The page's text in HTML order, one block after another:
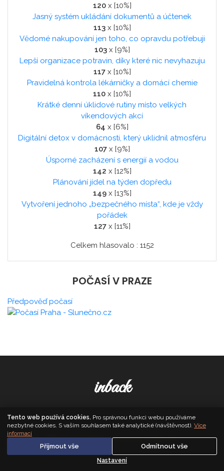
120x [10%]
Jasný systém ukládání dokumentů a účtenek
113x [10%]
Vědomé nakupování jen toho, co opravdu potřebuji
103x [9%]
Lepší organizace potravin, díky které nic nevyhazuju
117x [10%]
Pravidelná kontrola lékárničky a domácí chemie
110 x [10%]
Krátké denní úklidové rutiny místo velkých
víkendových akcí
64 x [6%]
Digitální detox v domácnosti, který uklidnil atmosféru
107x [9%]
Úsporné zacházení s energií a vodou
142 x [12%]
Plánování jídel na týden dopředu
149x [13%]
Vytvoření jednoho „bezpečného místa“, kde je vždy
pořádek
127x [11%]
Celkem hlasovalo : 1152
POČASÍ V PRAZE
Předpověď počasí
inback
© 2026. All Rights Reserved, Media Populus
Zásady cookies·Nastavení soukromí
Tento web používá cookies. Pro správnou funkci webu používáme
nezbytné cookies. S vaším souhlasem také analytické (návštěvnost). Více
informací
Přijmout vše Odmítnout vše
Nastavení